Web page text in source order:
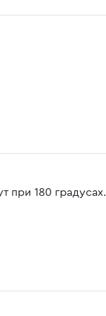
при 180 градусах.